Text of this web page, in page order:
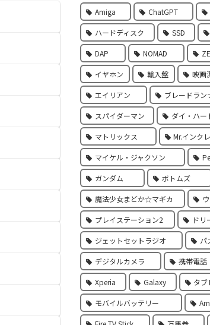
Amiga ChatGPT
ハードディスク SSD
DAP NOMAD
イヤホン 輸入盤 映画
エイリアン ブレードラン
スパイダーマン ダイ・ハー
マトリックス Mr.インク
マイケル・ジャクソン
ガンダム ボトムズ
魔法少女まどか☆マギカ
プレイステーション2 ドリ
ジェットセットラジオ パ
デジタルカメラ 携帯電話
Xperia Galaxy タブ
モバイルバッテリー